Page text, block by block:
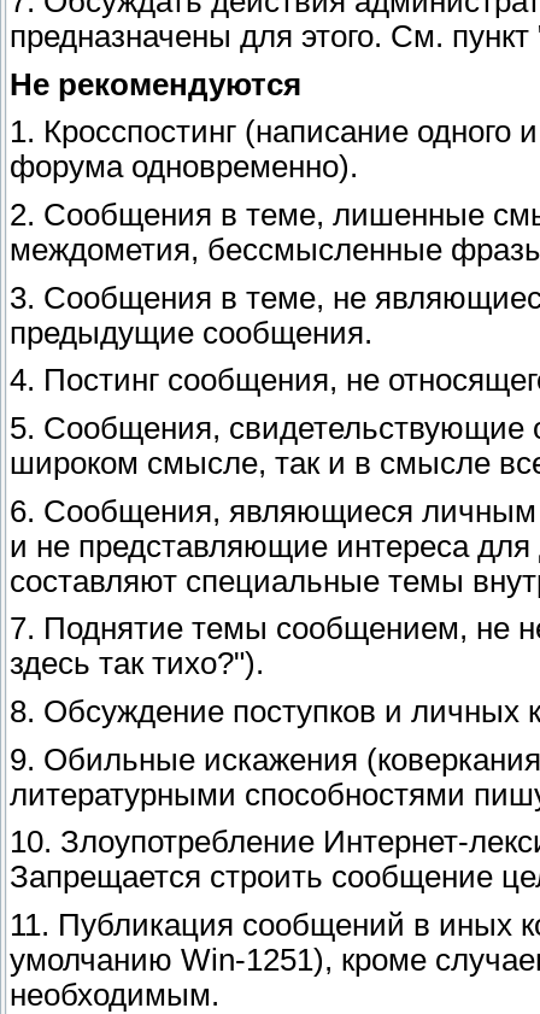
предназначены для этого. См.
Не рекомендуются
1. Кросспостинг (написание одного
форума одновременно).
2. Сообщения в теме, лишенные
междометия, бессмысленные
3. Сообщения в теме, не
предыдущие сообщения.
4. Постинг сообщения, не
5. Сообщения, свидетельствующие
широком смысле, так и в смысле
6. Сообщения, являющиеся личным
и не представляющие интереса
составляют специальные темы
7. Поднятие темы сообщением, не
здесь так тихо?").
8. Обсуждение поступков и личных
9. Обильные искажения
литературными способностями
10. Злоупотребление Интернет-
Запрещается строить сообщение
11. Публикация сообщений в иных
умолчанию Win-1251), кроме
необходимым.